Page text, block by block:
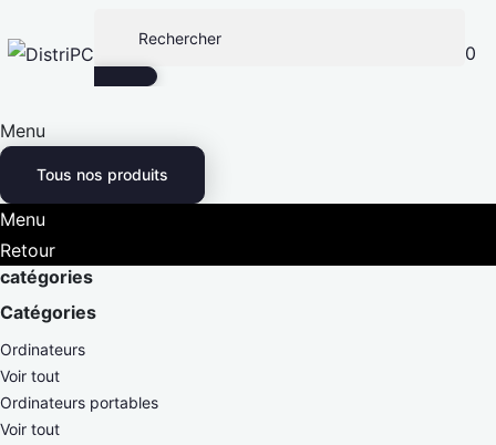
0
Menu
Tous nos produits
Menu
Retour
catégories
Catégories
Ordinateurs
Voir tout
Ordinateurs portables
Voir tout